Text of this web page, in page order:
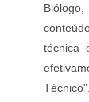
técnica
Técnico".